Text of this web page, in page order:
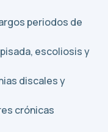
periodos de
escoliosis y
discales y
crónicas